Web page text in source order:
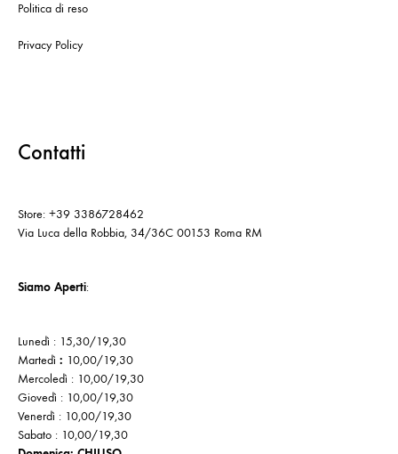
Politica di reso
Privacy Policy
Contatti
Store: +39 3386728462
Via Luca della Robbia, 34/36C 00153 Roma RM
Siamo Aperti:
Lunedì : 15,30/19,30
Martedì : 10,00/19,30
Mercoledì : 10,00/19,30
Giovedì : 10,00/19,30
Venerdì : 10,00/19,30
Sabato : 10,00/19,30